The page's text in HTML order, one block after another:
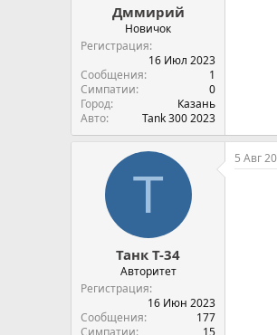
Дммирий
Новичок
Регистрация
16 Июл 2023
Сообщения
1
Симпатии
0
Город
Казань
Авто
Tank 300 2023
Т
Танк Т-34
Авторитет
Регистрация
16 Июн 2023
Сообщения
177
Симпатии
15
5 Авг